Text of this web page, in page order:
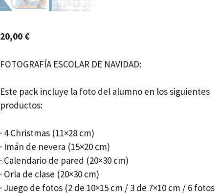
20,00 €
FOTOGRAFÍA ESCOLAR DE NAVIDAD:
Este pack incluye la foto del alumno en los siguientes
productos:
· 4 Christmas (11×28 cm)
· Imán de nevera (15×20 cm)
· Calendario de pared (20×30 cm)
· Orla de clase (20×30 cm)
· Juego de fotos (2 de 10×15 cm / 3 de 7×10 cm / 6 fotos